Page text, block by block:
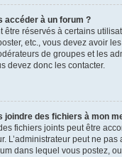
accéder à un forum ?
être réservés à certains
etc., vous devez avoir
de groupes et les
devez donc les contacter.
joindre des fichiers à mon
fichiers joints peut être
L’administrateur peut ne pas
dans lequel vous postez,